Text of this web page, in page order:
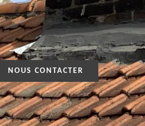
NOUS CONTACTER